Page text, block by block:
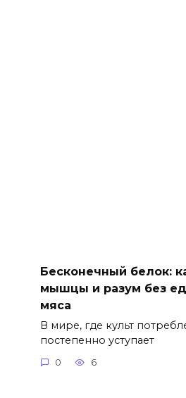
Бесконечный белок:
мышцы и разум без
мяса
В мире, где культ
постепенно уступает
0 6